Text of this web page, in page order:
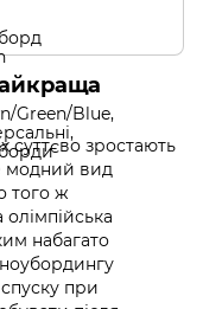
суттєво зростають
модний вид
того ж
набагато
при